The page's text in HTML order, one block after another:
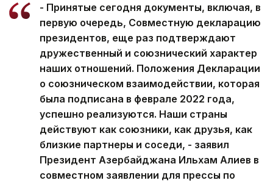
- Принятые сегодня документы, включая, в
первую очередь, Совместную декларацию
президентов, еще раз подтверждают
дружественный и союзнический характер
наших отношений. Положения Декларации
о союзническом взаимодействии, которая
была подписана в феврале 2022 года,
успешно реализуются. Наши страны
действуют как союзники, как друзья, как
близкие партнеры и соседи, - заявил
Президент Азербайджана Ильхам Алиев в
совместном заявлении для прессы по